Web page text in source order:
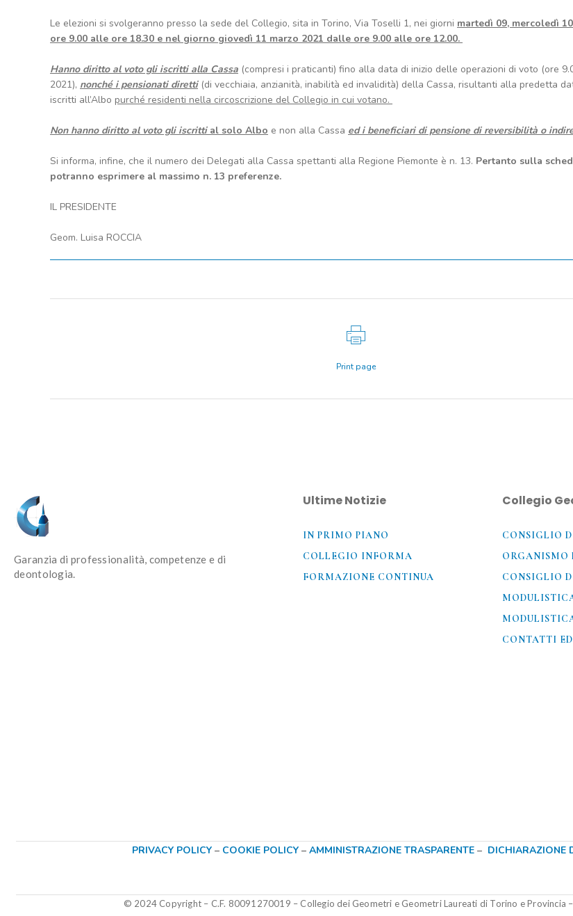
Le elezioni si svolgeranno presso la sede del Collegio, sita in Torino, Via Toselli 1, nei giorni martedì 09, mercoledì
ore 9.00 alle ore 18.30 e nel giorno giovedì 11 marzo 2021 dalle ore 9.00 alle ore 12.00.
Hanno diritto al voto gli iscritti alla Cassa (compresi i praticanti) fino alla data di inizio delle operazioni di voto (ore
2021), nonché i pensionati diretti(di vecchiaia, anzianità, inabilità ed invalidità) della Cassa, risultanti alla predetta
iscritti all’Albo purché residenti nella circoscrizione del Collegio in cui votano.
Non hanno diritto al voto gli iscrittial solo Albo e non alla Cassa ed i beneficiari di pensione di reversibilità o
Si informa, infine, che il numero dei Delegati alla Cassa spettanti alla Regione Piemonte è n. 13. Pertanto sulla
potranno esprimere al massimo n. 13 preferenze.
IL PRESIDENTE
Geom. Luisa ROCCIA
Print page
Garanzia di professionalità, competenze e di
deontologia.
Ultime Notizie
IN PRIMO PIANO
COLLEGIO INFORMA
FORMAZIONE CONTINUA
Collegio
CONSIGLIO
ORGANISMO
CONSIGLIO
CONTATTI
PRIVACY POLICY– COOKIE POLICY – AMMINISTRAZIONE TRASPARENTE– DICHIARAZIONE
© 2024 Copyright – C.F. 80091270019 – Collegio dei Geometri e Geometri Laureati di Torino e Provincia –